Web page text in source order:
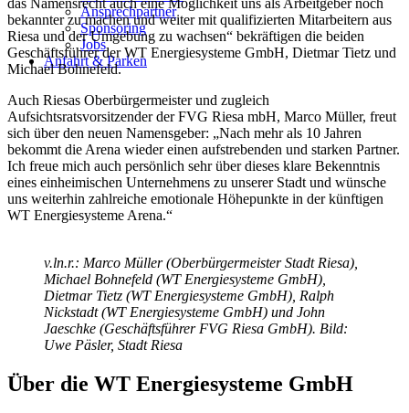
Ansprechpartner
Sponsoring
Jobs
Anfahrt & Parken
bekannter zu machen und weiter mit qualifizierten Mitarbeitern aus
Riesa und der Umgebung zu wachsen“ bekräftigen die beiden
Geschäftsführer der WT Energiesysteme GmbH, Dietmar Tietz und
Michael Bohnefeld.
Auch Riesas Oberbürgermeister und zugleich
Aufsichtsratsvorsitzender der FVG Riesa mbH, Marco Müller, freut
sich über den neuen Namensgeber: „Nach mehr als 10 Jahren
bekommt die Arena wieder einen aufstrebenden und starken Partner.
Ich freue mich auch persönlich sehr über dieses klare Bekenntnis
eines einheimischen Unternehmens zu unserer Stadt und wünsche
uns weiterhin zahlreiche emotionale Höhepunkte in der künftigen
WT Energiesysteme Arena.“
v.ln.r.: Marco Müller (Oberbürgermeister Stadt Riesa),
Michael Bohnefeld (WT Energiesysteme GmbH),
Dietmar Tietz (WT Energiesysteme GmbH), Ralph
Nickstadt (WT Energiesysteme GmbH) und John
Jaeschke (Geschäftsführer FVG Riesa GmbH). Bild:
Uwe Päsler, Stadt Riesa
Über die WT Energiesysteme GmbH